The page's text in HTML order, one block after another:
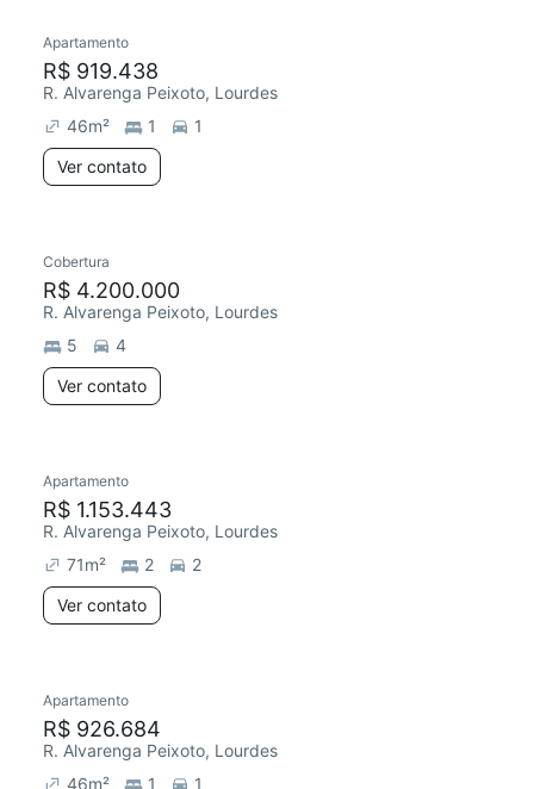
Apartamento
R$ 919.438
R. Alvarenga Peixoto, Lourdes
46m² 1
1
Ver contato
Cobertura
R$ 4.200.000
R. Alvarenga Peixoto, Lourdes
5
4
Ver contato
Apartamento
R$ 1.153.443
R. Alvarenga Peixoto, Lourdes
71m² 2
2
Ver contato
Apartamento
R$ 926.684
R. Alvarenga Peixoto, Lourdes
46m² 1 1